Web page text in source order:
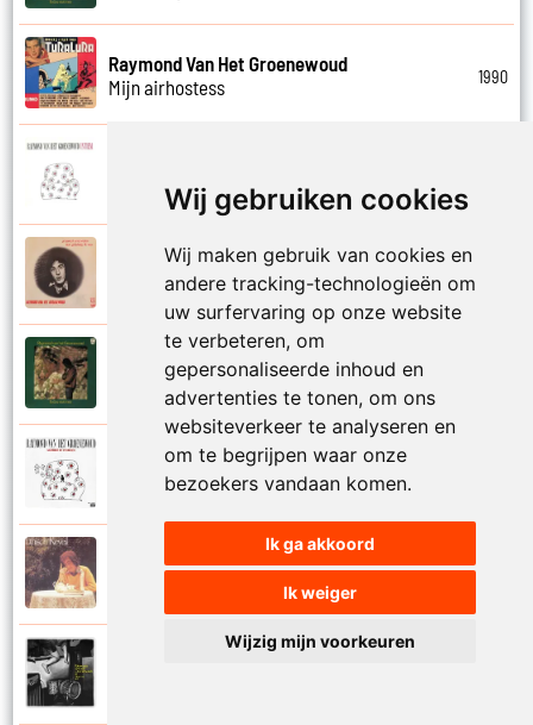
Wij gebruiken cookies
Wij maken gebruik van cookies en
andere tracking-technologieën om
uw surfervaring op onze website
te verbeteren, om
gepersonaliseerde inhoud en
advertenties te tonen, om ons
websiteverkeer te analyseren en
om te begrijpen waar onze
bezoekers vandaan komen.
Ik ga akkoord
Ik weiger
Wijzig mijn voorkeuren
Raymond Van Het Groenewoud
Mijn airhostess
1990
Mijn leven lang
Raymond Van Het Groenewoud
Mijn lieve schatje
Raymond Van Het Groenewoud
Mijn schoolgaande jeugd
Raymond Van Het Groenewoud
Mijnheer de postbode
Raymond Van Het Groenewoud